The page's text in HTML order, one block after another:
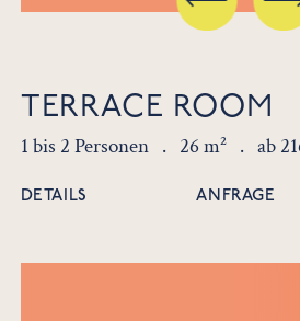
TERRACE ROOM
1 bis 2 Personen . 26 m² . ab
DETAILS ANFRAGE